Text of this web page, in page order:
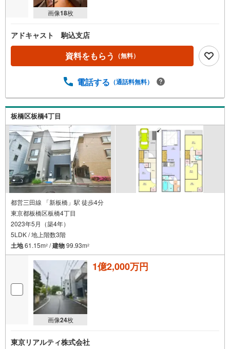
画像18枚
アドキャスト 駒込支店
資料をもらう （無料）
電話する （通話料無料）
板橋区板橋4丁目
都営三田線 「新板橋」駅 徒歩4分
東京都板橋区板橋4丁目
2023年5月（築4年）
5LDK / 地上階数3階
土地61.15m2 /建物99.93m2
画像24枚
1億2,000万円
東京リアルティ株式会社